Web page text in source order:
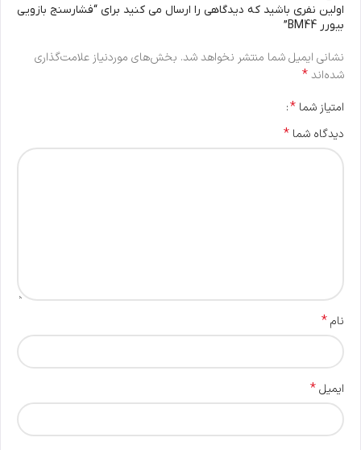
اولین نفری باشید که دیدگاهی را ارسال می کنید برای “فشارسنج بازويی
بیورر BM44”
نشانی ایمیل شما منتشر نخواهد شد. بخش‌های موردنیاز علامت‌گذاری
شده‌اند*
امتیاز شما *
دیدگاه شما *
نام*
ایمیل*